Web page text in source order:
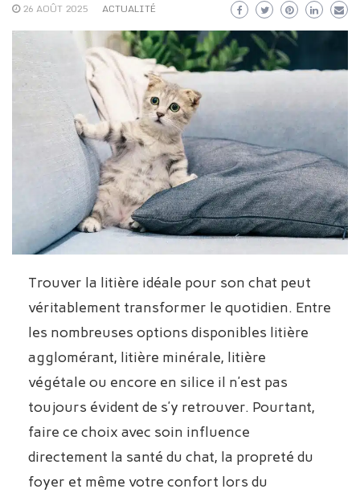
26 AOÛT 2025 ACTUALITÉ
Trouver la litière idéale pour son chat peut
véritablement transformer le quotidien. Entre
les nombreuses options disponibles litière
agglomérant, litière minérale, litière
végétale ou encore en silice il n’est pas
toujours évident de s’y retrouver. Pourtant,
faire ce choix avec soin influence
directement la santé du chat, la propreté du
foyer et même votre confort lors du